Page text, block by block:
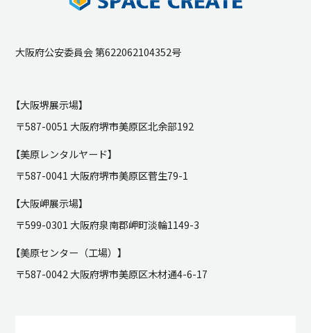
大阪府公安委員会 第622062104352号
【大阪堺展示場】
〒587-0051 大阪府堺市美原区北余部192
【美原レンタルヤード】
〒587-0041 大阪府堺市美原区菅生79-1
【大阪岬展示場】
〒599-0301 大阪府泉南郡岬町淡輪1149-3
【美原センター（工場）】
〒587-0042 大阪府堺市美原区木材通4-6-17